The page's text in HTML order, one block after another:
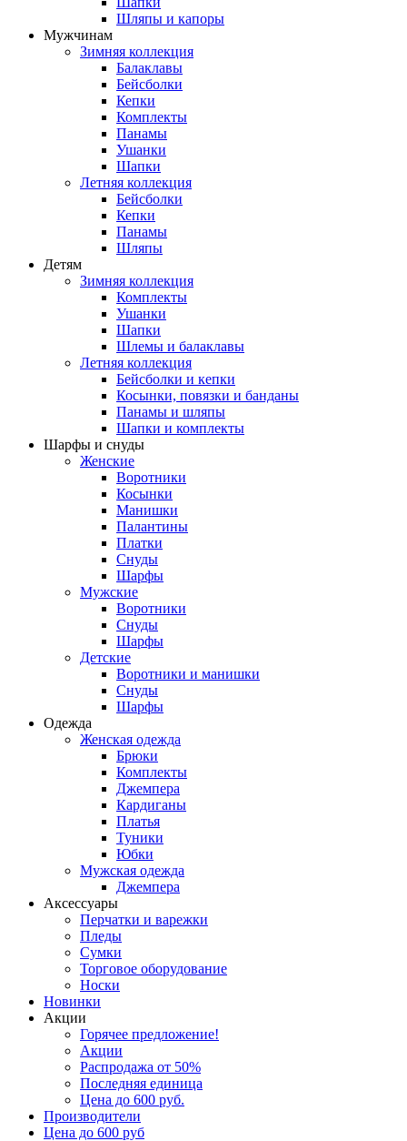
Шляпы и капоры
Мужчинам
Зимняя коллекция
Балаклавы
Бейсболки
Кепки
Комплекты
Панамы
Ушанки
Шапки
Летняя коллекция
Бейсболки
Кепки
Панамы
Шляпы
Детям
Зимняя коллекция
Комплекты
Ушанки
Шапки
Шлемы и балаклавы
Летняя коллекция
Бейсболки и кепки
Косынки, повязки и банданы
Панамы и шляпы
Шапки и комплекты
Шарфы и снуды
Женские
Воротники
Косынки
Манишки
Палантины
Платки
Снуды
Шарфы
Мужские
Воротники
Снуды
Шарфы
Детские
Воротники и манишки
Снуды
Шарфы
Одежда
Женская одежда
Брюки
Комплекты
Джемпера
Кардиганы
Платья
Туники
Юбки
Мужская одежда
Джемпера
Аксессуары
Перчатки и варежки
Пледы
Сумки
Торговое оборудование
Носки
Новинки
Акции
Горячее предложение!
Акции
Распродажа от 50%
Последняя единица
Цена до 600 руб.
Производители
Цена до 600 руб